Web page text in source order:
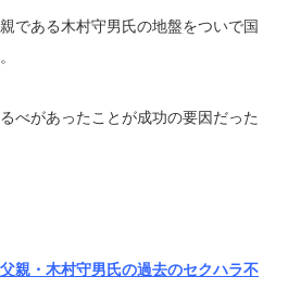
である木村守男氏の地盤をついで国
べがあったことが成功の要因だった
親・木村守男氏の過去のセクハラ不